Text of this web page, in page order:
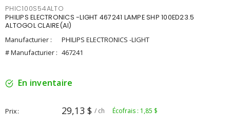
PHIC100S54ALTO
PHILIPS ELECTRONICS -LIGHT 467241 LAMPE SHP 100ED23.5
ALTOGOL CLAIRE(AI)
Manufacturier :
PHILIPS ELECTRONICS -LIGHT
# Manufacturier : 467241
En inventaire
Prix 29,13 $ / ch Écofrais : 1,85 $